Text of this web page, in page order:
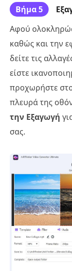
Βήμα 5
Αφού
καθώς και την
δείτε τις
είστε
προχωρήστε
πλευρά της
την Εξαγωγή
σας.